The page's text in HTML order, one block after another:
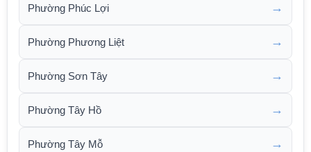
Phường Phúc Lợi →
Phường Phương Liệt →
Phường Sơn Tây →
Phường Tây Hồ →
Phường Tây Mỗ →